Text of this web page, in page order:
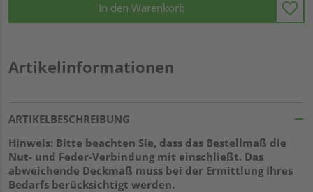
In den Warenkorb
Artikelinformationen
ARTIKELBESCHREIBUNG
Hinweis: Bitte beachten Sie, dass das Bestellmaß die
Nut- und Feder-Verbindung mit einschließt. Das
abweichende Deckmaß muss bei der Ermittlung Ihres
Bedarfs berücksichtigt werden.